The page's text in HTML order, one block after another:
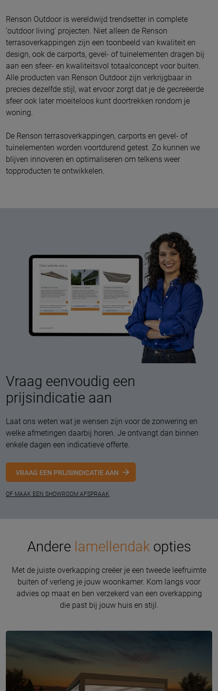
Renson Outdoor is wereldwijd trendsetter in complete
‘outdoor living’ projecten. Niet alleen de Renson
terrasoverkappingen zijn een toonbeeld van kwaliteit en
design, ook de carports, gevel- of tuinelementen dragen bij
aan een sfeer- en kwaliteitsvol totaalconcept voor buiten.
Alle producten van Renson Outdoor zijn verkrijgbaar in
precies dezelfde stijl, wat ervoor zorgt dat je de gecreëerde
sfeer ook later moeiteloos kunt doortrekken rondom je
woning.
De Renson terrasoverkappingen, carports en gevel- of
tuinelementen worden voortdurend getest. Zo kunnen we
blijven innoveren en optimaliseren om telkens weer
topproducten te ontwikkelen.
Vraag eenvoudig een
prijsindicatie aan
Laat ons weten wat je wensen zijn voor de zonwering en
welke afmetingen daarbij horen. Je ontvangt dan binnen
enkele dagen een indicatieve offerte.
VRAAG EEN PRIJSINDICATIE AAN
OF MAAK EEN SHOWROOM AFSPRAAK
Andere lamellendakopties
Met de juiste overkapping creëer je een tweede leefruimte
buiten of verleng je jouw woonkamer. Kom langs voor
advies op maat en ben verzekerd van een overkapping
die past bij jouw huis en stijl.